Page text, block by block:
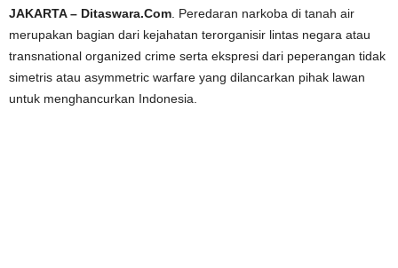
JAKARTA – Ditaswara.Com. Peredaran narkoba di tanah air
merupakan bagian dari kejahatan terorganisir lintas negara atau
transnational organized crime serta ekspresi dari peperangan tidak
simetris atau asymmetric warfare yang dilancarkan pihak lawan
untuk menghancurkan Indonesia.